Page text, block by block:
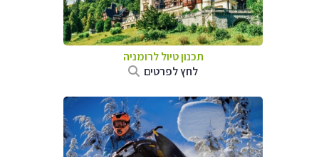
תכנון טיול לרומניה
לחץ לפרטים